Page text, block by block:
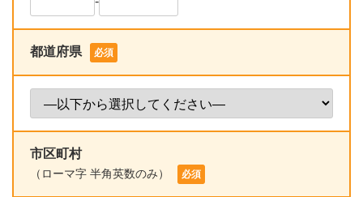
都道府県 必須
市区町村
（ローマ字 半角英数のみ） 必須